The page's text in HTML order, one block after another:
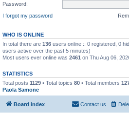
Password:
I forgot my password
WHO IS ONLINE
In total there are 136 users online :: 0 registered, 0
users active over the past 5 minutes)
Most users ever online was 2461 on Thu Aug 06,
STATISTICS
Total posts 1129 • Total topics 80 • Total members
Paola Samone
Board index Contact us